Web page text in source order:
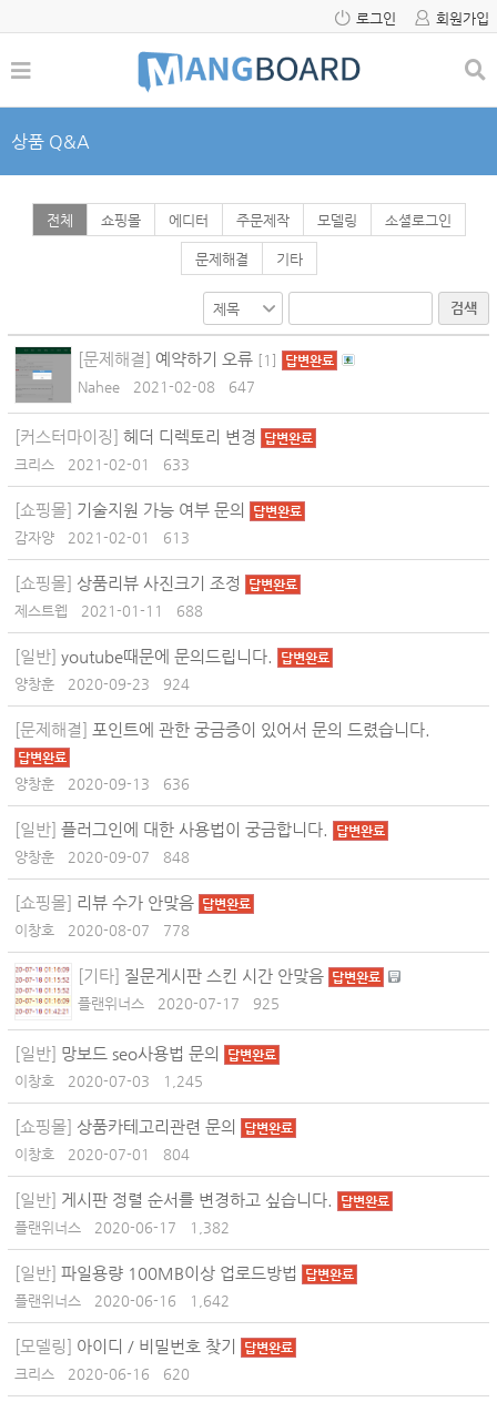
로그인 회원가입
상품 Q&A
전체 쇼핑몰 에디터 주문제작 모델링 소셜로그인
문제해결 기타
검색
[문제해결] 예약하기 오류 [ 1 ] 답변완료
Nahee 2021-02-08 647
[커스터마이징] 헤더 디렉토리 변경 답변완료
크리스 2021-02-01 633
[쇼핑몰] 기술지원 가능 여부 문의 답변완료
감자양 2021-02-01 613
[쇼핑몰] 상품리뷰 사진크기 조정 답변완료
제스트웹 2021-01-11 688
[일반] youtube때문에 문의드립니다. 답변완료
양창훈 2020-09-23 924
[문제해결] 포인트에 관한 궁금증이 있어서 문의 드렸습니다.
답변완료
양창훈 2020-09-13 636
[일반] 플러그인에 대한 사용법이 궁금합니다. 답변완료
양창훈 2020-09-07 848
[쇼핑몰] 리뷰 수가 안맞음 답변완료
이창호 2020-08-07 778
[기타] 질문게시판 스킨 시간 안맞음 답변완료
플랜위너스 2020-07-17 925
[일반] 망보드 seo사용법 문의 답변완료
이창호 2020-07-03 1,245
[쇼핑몰] 상품카테고리관련 문의 답변완료
이창호 2020-07-01 804
[일반] 게시판 정렬 순서를 변경하고 싶습니다. 답변완료
플랜위너스 2020-06-17 1,382
[일반] 파일용량 100MB이상 업로드방법 답변완료
플랜위너스 2020-06-16 1,642
[모델링] 아이디 / 비밀번호 찾기 답변완료
크리스 2020-06-16 620